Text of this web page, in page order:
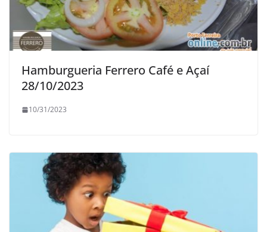
Hamburgueria Ferrero Café e Açaí
28/10/2023
10/31/2023